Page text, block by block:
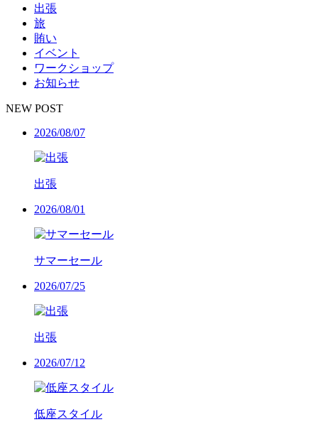
出張
旅
賄い
イベント
ワークショップ
お知らせ
NEW POST
2026/08/07
出張
2026/08/01
サマーセール
2026/07/25
出張
2026/07/12
低座スタイル